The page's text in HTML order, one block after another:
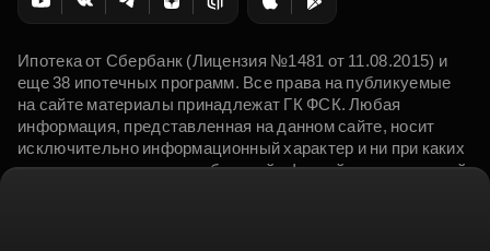
Ипотека от Сбербанк (Лицензия №1481 от 11.08.2015) и
еще 38 ипотечных программ. Все права на публикуемые
на сайте материалы принадлежат ГК ФСК. Любая
информация, представленная на данном сайте, носит
исключительно информационный характер и ни при каких
условиях не является публичной офертой, определяемой